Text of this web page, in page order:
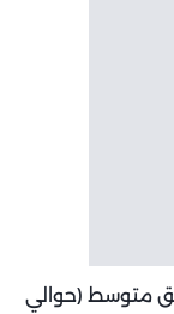
متوسط (حوالي